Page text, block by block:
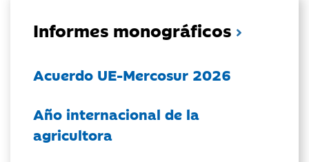
Informes monográficos
Acuerdo UE-Mercosur 2026
Año internacional de la
agricultora